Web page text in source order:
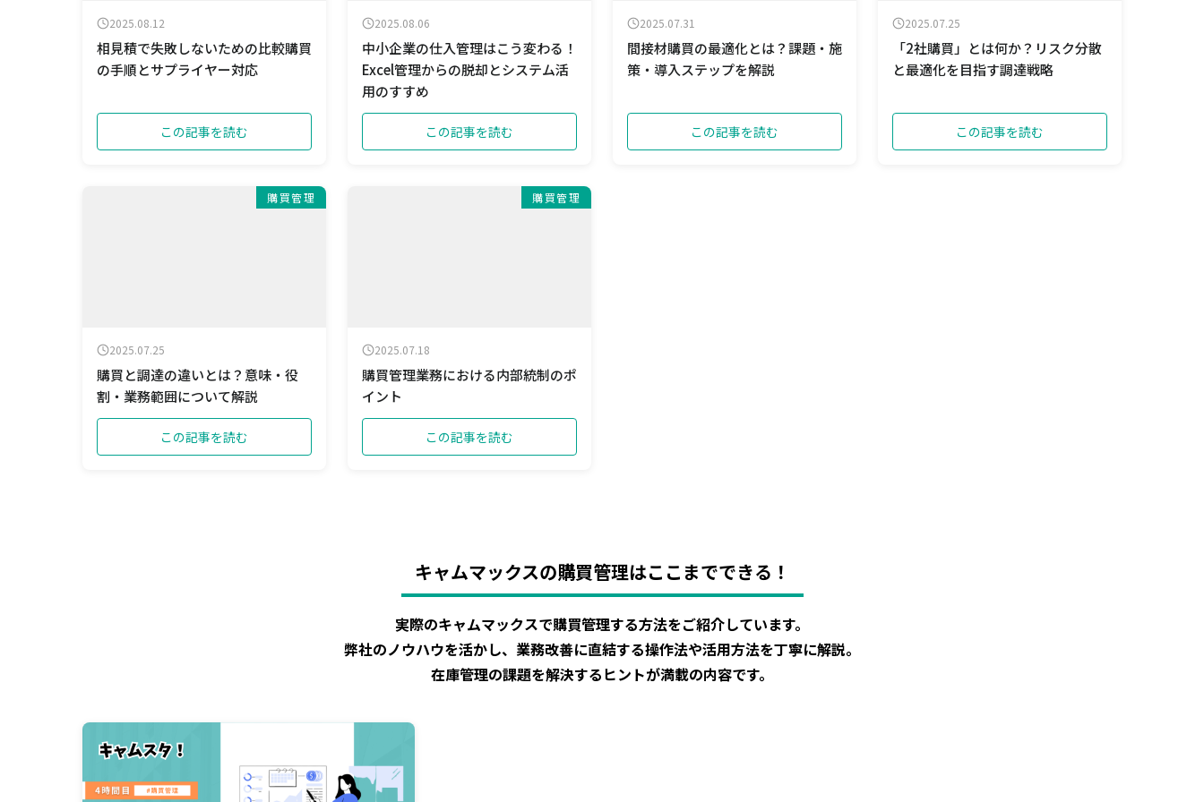
2025.08.12
相見積で失敗しないための比較購買
の手順とサプライヤー対応
この記事を読む
2025.08.06
中小企業の仕入管理はこう変わる！
Excel管理からの脱却とシステム活
用のすすめ
この記事を読む
2025.07.31
間接材購買の最適化とは？課題・施
策・導入ステップを解説
この記事を読む
2025.07.25
「2社購買」とは何か？リスク分散
と最適化を目指す調達戦略
この記事を読む
購買管理
2025.07.25
購買と調達の違いとは？意味・役
割・業務範囲について解説
この記事を読む
購買管理
2025.07.18
購買管理業務における内部統制のポ
イント
この記事を読む
キャムマックスの購買管理はここまでできる！
実際のキャムマックスで購買管理する方法をご紹介しています。
弊社のノウハウを活かし、業務改善に直結する操作法や活用方法を丁寧に解説。
在庫管理の課題を解決するヒントが満載の内容です。